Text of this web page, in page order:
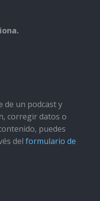
de un podcast y
corregir datos o
puedes
del formulario de